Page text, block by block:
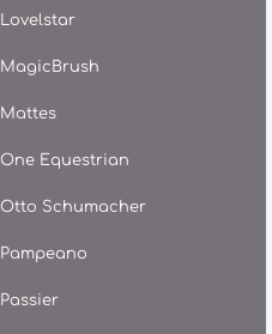
Lovelstar
MagicBrush
Mattes
One Equestrian
Otto Schumacher
Pampeano
Passier